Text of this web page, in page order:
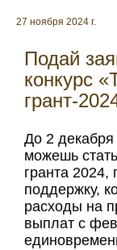
27 ноября 2024 г.
Подай
конкурс
грант-
До 2
можешь
гранта 2024,
поддержку,
расходы на
выплат с